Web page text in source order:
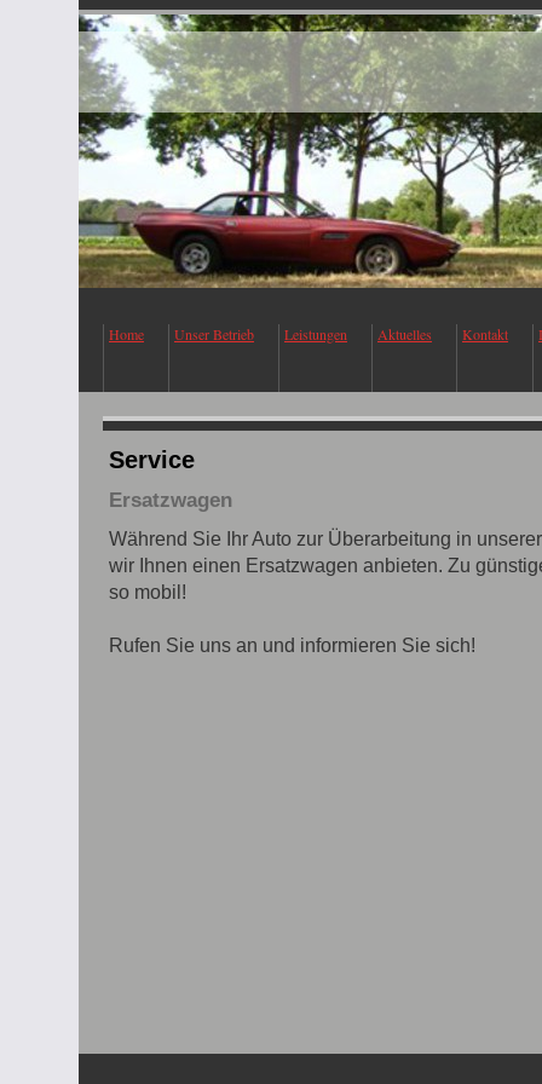
Home Unser Betrieb Leistungen Aktuelles Kontakt
Service
Ersatzwagen
Während Sie Ihr Auto zur Überarbeitung in
wir Ihnen einen Ersatzwagen anbieten. Zu
so mobil!
Rufen Sie uns an und informieren Sie sich!